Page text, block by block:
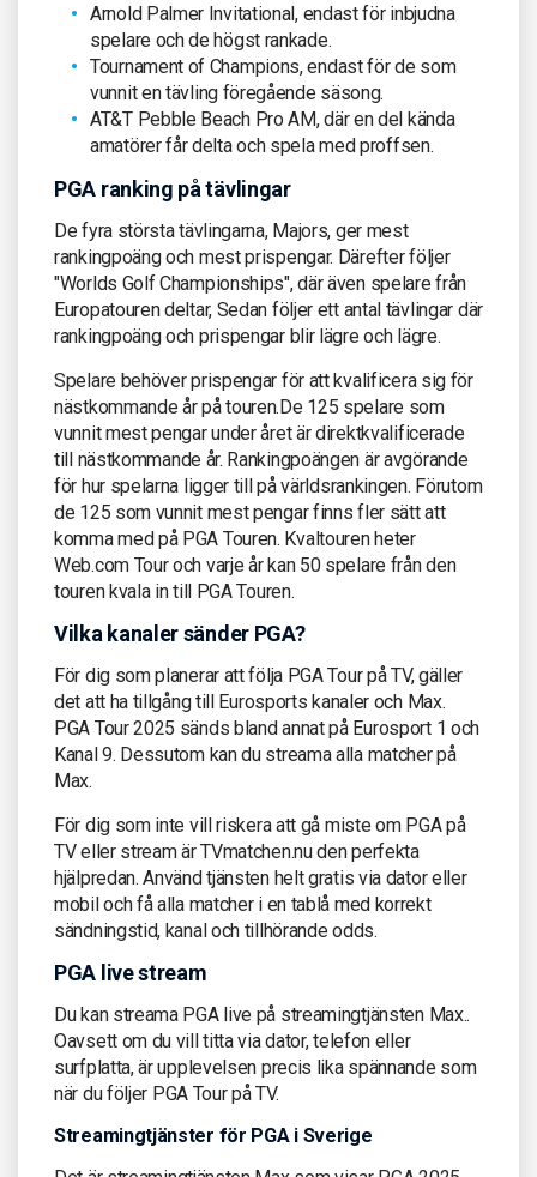
Arnold Palmer Invitational, endast för inbjudna
spelare och de högst rankade.
Tournament of Champions, endast för de som
vunnit en tävling föregående säsong.
AT&T Pebble Beach Pro AM, där en del kända
amatörer får delta och spela med proffsen.
PGA ranking på tävlingar
De fyra största tävlingarna, Majors, ger mest
rankingpoäng och mest prispengar. Därefter följer
"Worlds Golf Championships", där även spelare från
Europatouren deltar, Sedan följer ett antal tävlingar där
rankingpoäng och prispengar blir lägre och lägre.
Spelare behöver prispengar för att kvalificera sig för
nästkommande år på touren.De 125 spelare som
vunnit mest pengar under året är direktkvalificerade
till nästkommande år. Rankingpoängen är avgörande
för hur spelarna ligger till på världsrankingen. Förutom
de 125 som vunnit mest pengar finns fler sätt att
komma med på PGA Touren. Kvaltouren heter
Web.com Tour och varje år kan 50 spelare från den
touren kvala in till PGA Touren.
Vilka kanaler sänder PGA?
För dig som planerar att följa PGA Tour på TV, gäller
det att ha tillgång till Eurosports kanaler och Max.
PGA Tour 2025 sänds bland annat på Eurosport 1 och
Kanal 9. Dessutom kan du streama alla matcher på
Max.
För dig som inte vill riskera att gå miste om PGA på
TV eller stream är TVmatchen.nu den perfekta
hjälpredan. Använd tjänsten helt gratis via dator eller
mobil och få alla matcher i en tablå med korrekt
sändningstid, kanal och tillhörande odds.
PGA live stream
Du kan streama PGA live på streamingtjänsten Max..
Oavsett om du vill titta via dator, telefon eller
surfplatta, är upplevelsen precis lika spännande som
när du följer PGA Tour på TV.
Streamingtjänster för PGA i Sverige